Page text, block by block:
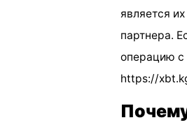
является
партнера.
операцию с
https://